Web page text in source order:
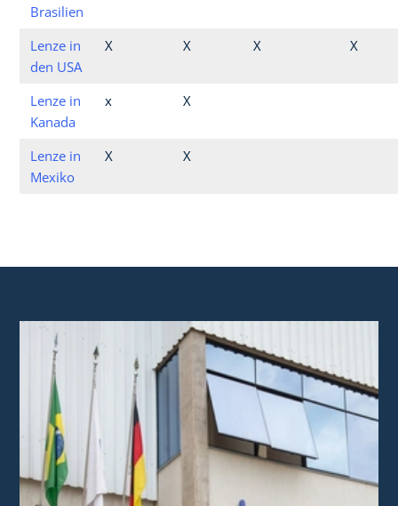
Brasilien
Lenze in
den USA
X X X X
Lenze in
Kanada
x X
Lenze in
Mexiko
X X